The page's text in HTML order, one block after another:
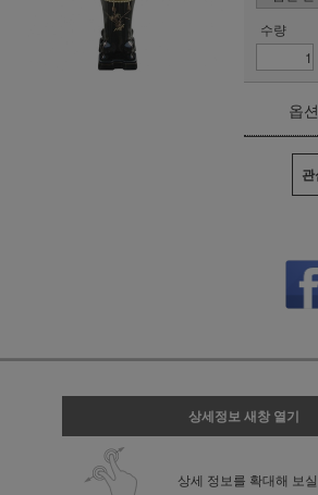
수량
옵
상세정보 새창 열기
상세 정보를 확대해 보